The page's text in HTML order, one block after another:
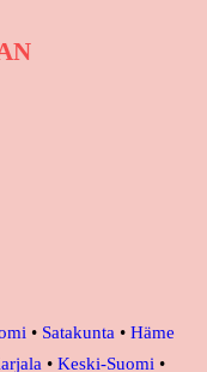
• Satakunta • Häme
• Keski-Suomi •